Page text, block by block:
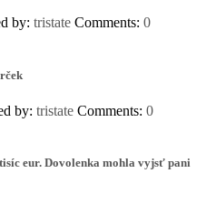
by: tristate Comments: 0
by: tristate Comments: 0
eur. Dovolenka mohla vyjsť pani